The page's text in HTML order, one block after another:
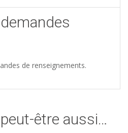
de renseignements.
être aussi…